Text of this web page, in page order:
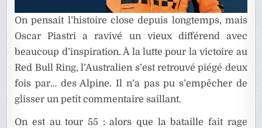
On pensait l’histoire close depuis longtemps, mais
Oscar Piastri a ravivé un vieux différend avec
beaucoup d’inspiration. À la lutte pour la victoire au
Red Bull Ring, l’Australien s’est retrouvé piégé deux
fois par… des Alpine. Il n’a pas pu s’empêcher de
glisser un petit commentaire saillant.
On est au tour 55 : alors que la bataille fait rage